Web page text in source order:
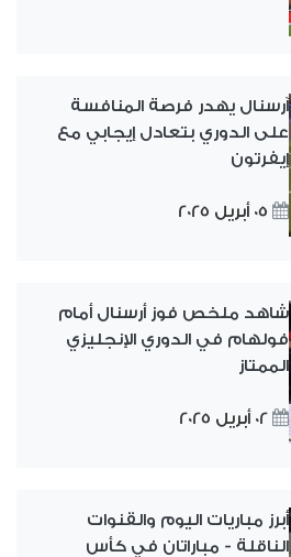
آرسنال يهدر فرصة المنافسة
على الدوري بتعادل إيجابي مع
إيفرتون
05 أبريل 2025
شاهد ملخص فوز أرسنال أمام
فولهام في الدوري الإنجليزي
الممتاز
02 أبريل 2025
أبرز مباريات اليوم والقنوات
الناقلة - مباراتان في كأس